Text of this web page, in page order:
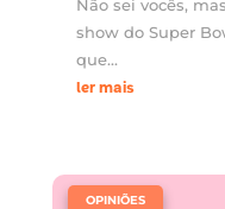
Não sei vocês,
show do Super
que...
ler mais
OPINIÕES